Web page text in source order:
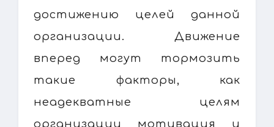
достижению целей данной
организации. Движение
вперед могут тормозить
такие факторы, как
неадекватные целям
организации мотивация и